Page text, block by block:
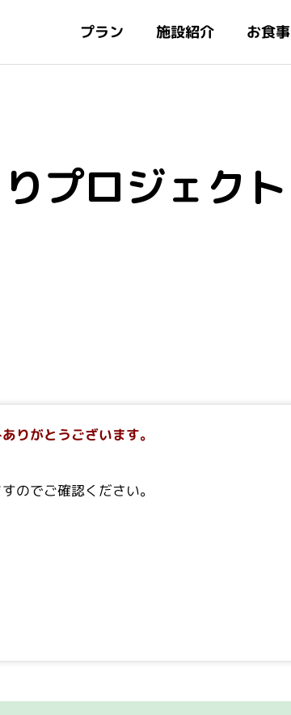
プラン 施設紹介 お食事
プロジェクト
りがとうございます。
のでご確認ください。